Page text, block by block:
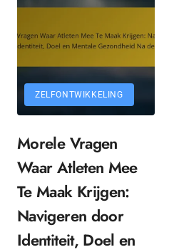
ZELFONTWIKKELING
Morele Vragen
Waar Atleten Mee
Te Maak Krijgen:
Navigeren door
Identiteit, Doel en